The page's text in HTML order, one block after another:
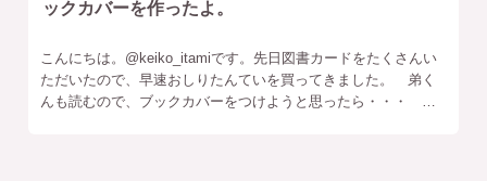
ックカバーを作ったよ。
こんにちは。‎@keiko_itamiです。先日図書カードをたくさんい
ただいたので、早速おしりたんていを買ってきました。 弟く
んも読むので、ブックカバーをつけようと思ったら・・・ ダ